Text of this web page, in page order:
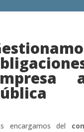
encargamos del